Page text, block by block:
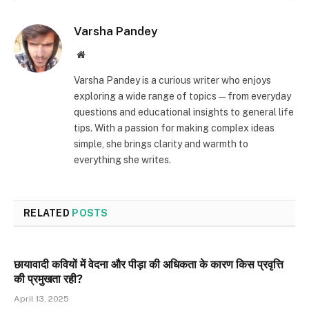
Varsha Pandey
Website
Varsha Pandey is a curious writer who enjoys
exploring a wide range of topics—from everyday
questions and educational insights to general life
tips. With a passion for making complex ideas
simple, she brings clarity and warmth to
everything she writes.
RELATED POSTS
छायावादी कवियों में वेदना और पीड़ा की अधिकता के कारण किस प्रवृत्ति
की प्रमुखता रही?
April 13, 2025